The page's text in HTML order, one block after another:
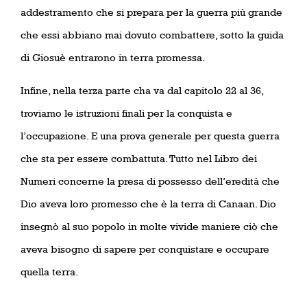
addestramento che si prepara per la guerra più grande
che essi abbiano mai dovuto combattere, sotto la guida
di Giosuè entrarono in terra promessa.
Infine, nella terza parte cha va dal capitolo 22 al 36,
troviamo le istruzioni finali per la conquista e
l’occupazione. E una prova generale per questa guerra
che sta per essere combattuta. Tutto nel Libro dei
Numeri concerne la presa di possesso dell’eredità che
Dio aveva loro promesso che è la terra di Canaan. Dio
insegnò al suo popolo in molte vivide maniere ciò che
aveva bisogno di sapere per conquistare e occupare
quella terra.